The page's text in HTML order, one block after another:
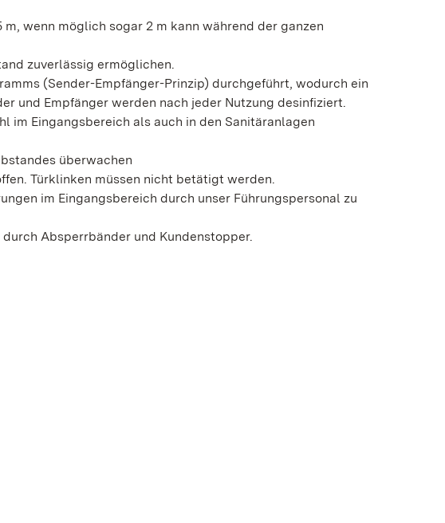
wenn möglich sogar 2 m kann während der ganzen
zuverlässig ermöglichen.
(Sender-Empfänger-Prinzip) durchgeführt, wodurch ein
und Empfänger werden nach jeder Nutzung desinfiziert.
im Eingangsbereich als auch in den Sanitäranlagen
überwachen
Türklinken müssen nicht betätigt werden.
im Eingangsbereich durch unser Führungspersonal zu
Absperrbänder und Kundenstopper.